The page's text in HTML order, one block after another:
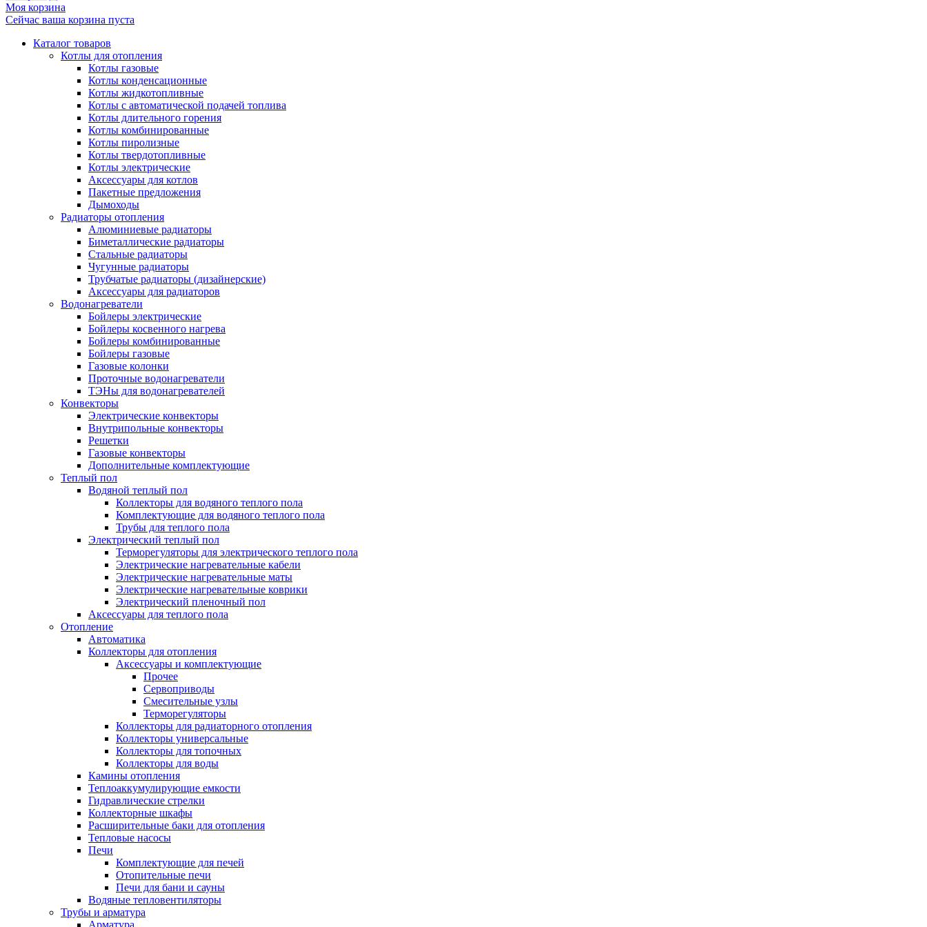
Моя корзина
Сейчас ваша корзина пуста
Каталог товаров
Котлы для отопления
Котлы газовые
Котлы конденсационные
Котлы жидкотопливные
Котлы с автоматической подачей топлива
Котлы длительного горения
Котлы комбинированные
Котлы пиролизные
Котлы твердотопливные
Котлы электрические
Аксессуары для котлов
Пакетные предложения
Дымоходы
Радиаторы отопления
Алюминиевые радиаторы
Биметаллические радиаторы
Стальные радиаторы
Чугунные радиаторы
Трубчатые радиаторы (дизайнерские)
Аксессуары для радиаторов
Водонагреватели
Бойлеры электрические
Бойлеры косвенного нагрева
Бойлеры комбинированные
Бойлеры газовые
Газовые колонки
Проточные водонагреватели
ТЭНы для водонагревателей
Конвекторы
Электрические конвекторы
Внутрипольные конвекторы
Решетки
Газовые конвекторы
Дополнительные комплектующие
Теплый пол
Водяной теплый пол
Коллекторы для водяного теплого пола
Комплектующие для водяного теплого пола
Трубы для теплого пола
Электрический теплый пол
Терморегуляторы для электрического теплого пола
Электрические нагревательные кабели
Электрические нагревательные маты
Электрические нагревательные коврики
Электрический пленочный пол
Аксессуары для теплого пола
Отопление
Автоматика
Коллекторы для отопления
Аксессуары и комплектующие
Прочее
Сервоприводы
Смесительные узлы
Терморегуляторы
Коллекторы для радиаторного отопления
Коллекторы универсальные
Коллекторы для топочных
Коллекторы для воды
Камины отопления
Теплоаккумулирующие емкости
Гидравлические стрелки
Коллекторные шкафы
Расширительные баки для отопления
Тепловые насосы
Печи
Комплектующие для печей
Отопительные печи
Печи для бани и сауны
Водяные тепловентиляторы
Трубы и арматура
Арматура